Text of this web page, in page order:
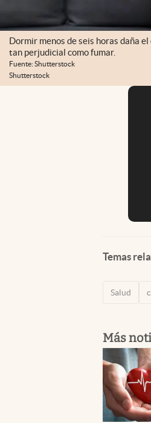
Dormir menos de seis horas daña
tan perjudicial como fumar.
Fuente: Shutterstock
Shutterstock
Temas
Salud
Más